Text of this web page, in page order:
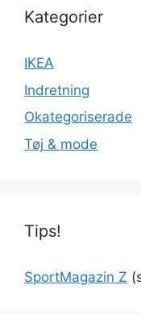
Kategorier
IKEA
Indretning
Okategoriserade
Tøj & mode
Tips!
SportMagazin Z